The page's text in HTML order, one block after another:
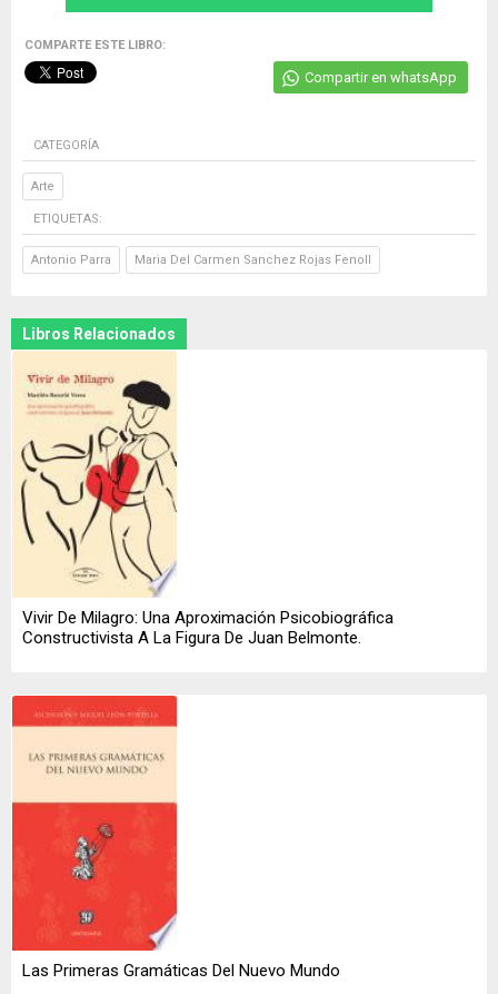
COMPARTE ESTE LIBRO:
Compartir en whatsApp
CATEGORÍA
Arte
ETIQUETAS:
Antonio Parra Maria Del Carmen Sanchez Rojas Fenoll
Libros Relacionados
Vivir De Milagro: Una Aproximación Psicobiográfica
Constructivista A La Figura De Juan Belmonte.
Las Primeras Gramáticas Del Nuevo Mundo